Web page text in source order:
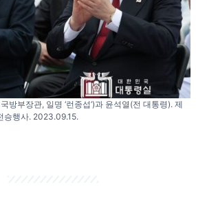
방부장관, 일명 ‘런종섭’)과 윤석열(전 대통령). 제
승행사. 2023.09.15.